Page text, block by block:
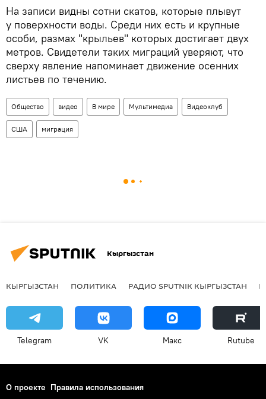
На записи видны сотни скатов, которые плывут
у поверхности воды. Среди них есть и крупные
особи, размах "крыльев" которых достигает двух
метров. Свидетели таких миграций уверяют, что
сверху явление напоминает движение осенних
листьев по течению.
Общество видео В мире Мультимедиа Видеоклуб
США миграция
Кыргызстан
КЫРГЫЗСТАН ПОЛИТИКА РАДИО SPUTNIK КЫРГЫЗСТАН
Telegram VK Макс Rutube
О проекте Правила использования